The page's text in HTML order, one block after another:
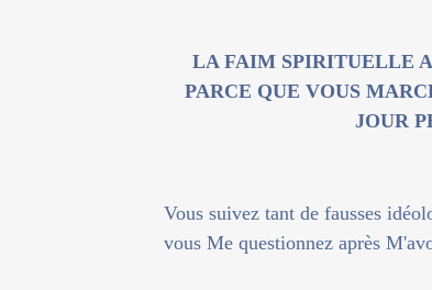
LA FAIM SPIRITUELLE
PARCE QUE VOUS
JOUR
Vous suivez tant de fausses
vous Me questionnez après